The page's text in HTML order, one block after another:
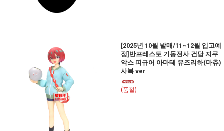
[2025년 10월 발매/11~12월 입고예
정]반프레스토 기동전사 건담 지쿠
악스 피규어 아마테 유즈리하(마츄)
사복 ver
(품절)